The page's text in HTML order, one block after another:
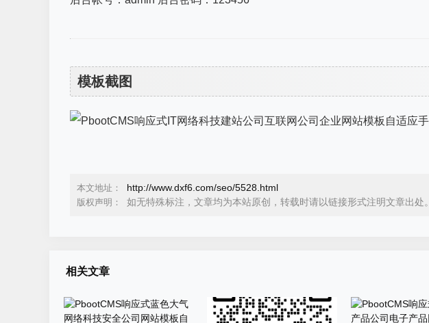
模板截图
本文地址： http://www.dxf6.com/seo/5528.html
版权声明： 如无特殊标注，文章均为本站原创，转载时请以链接形式注明文章出处。
相关文章